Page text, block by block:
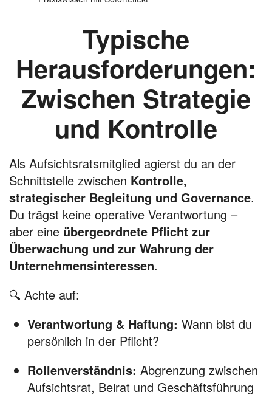
Typische
Herausforderungen:
Zwischen Strategie
und Kontrolle
Als Aufsichtsratsmitglied agierst du an der
Schnittstelle zwischen Kontrolle,
strategischer Begleitung und Governance.
Du trägst keine operative Verantwortung –
aber eine übergeordnete Pflicht zur
Überwachung und zur Wahrung der
Unternehmensinteressen.
🔍 Achte auf:
Verantwortung & Haftung: Wann bist du
persönlich in der Pflicht?
Rollenverständnis: Abgrenzung zwischen
Aufsichtsrat, Beirat und Geschäftsführung